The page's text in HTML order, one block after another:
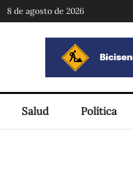
8 de agosto de 2026
Salud Política